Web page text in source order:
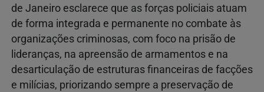
de Janeiro esclarece que as forças policiais atuam
de forma integrada e permanente no combate às
organizações criminosas, com foco na prisão de
lideranças, na apreensão de armamentos e na
desarticulação de estruturas financeiras de facções
e milícias, priorizando sempre a preservação de